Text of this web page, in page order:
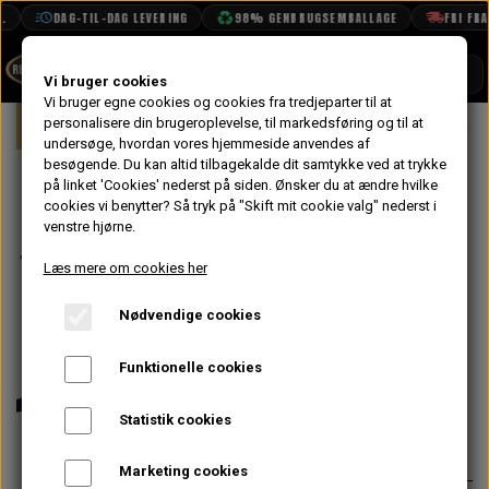
DAG-TIL-DAG LEVERING 98% GENBRUGSEMBALLAGE FRI
BOOK TID
PROJEKTER
TEKNISK DATA
VANDPOLERING
Forside Mini Interiør Instrument Bord
På lager
Afdækning til
- Oval, Sort
"1290 Grain"
Vinyl, MK3
484,80 kr.
Vi bruger cookies
Vi bruger egne cookies og cookies fra tredjeparter til at
personalisere din brugeroplevelse, til markedsføring og til at
undersøge, hvordan vores hjemmeside anvendes af
besøgende. Du kan altid tilbagekalde dit samtykke ved at trykke
på linket 'Cookies' nederst på siden. Ønsker du at ændre hvilke
cookies vi benytter? Så tryk på "Skift mit cookie valg" nederst i
venstre hjørne.
Læs mere om cookies her
Nødvendige cookies
Funktionelle cookies
Statistik cookies
Marketing cookies